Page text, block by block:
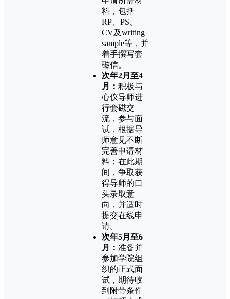
料，包括
RP、PS、
CV及writing
sample等，并
着手撰写套
磁信。
次年2月至4
月： 积极与
心仪导师进
行套磁交
流，参与面
试，根据导
师意见不断
完善申请材
料；在此期
间，争取获
得导师的口
头录取意
向，并适时
提交在线申
请。
次年5月至6
月： 准备并
参加学院组
织的正式面
试，期待收
到附带条件